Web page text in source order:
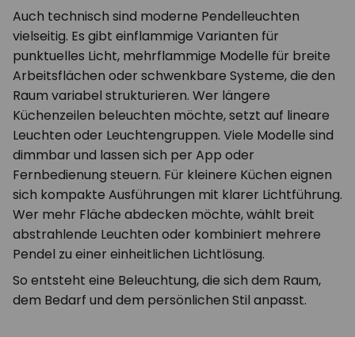
Auch technisch sind moderne Pendelleuchten
vielseitig. Es gibt einflammige Varianten für
punktuelles Licht, mehrflammige Modelle für breite
Arbeitsflächen oder schwenkbare Systeme, die den
Raum variabel strukturieren. Wer längere
Küchenzeilen beleuchten möchte, setzt auf lineare
Leuchten oder Leuchtengruppen. Viele Modelle sind
dimmbar und lassen sich per App oder
Fernbedienung steuern. Für kleinere Küchen eignen
sich kompakte Ausführungen mit klarer Lichtführung.
Wer mehr Fläche abdecken möchte, wählt breit
abstrahlende Leuchten oder kombiniert mehrere
Pendel zu einer einheitlichen Lichtlösung.
So entsteht eine Beleuchtung, die sich dem Raum,
dem Bedarf und dem persönlichen Stil anpasst.